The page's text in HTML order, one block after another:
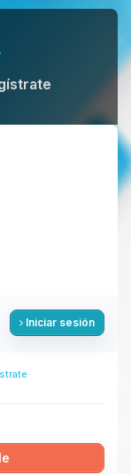
Iniciar sesión